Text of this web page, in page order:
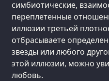
симбиотические,
переплетенные
иллюзии третьей
отбрасываете
звезды или любого
этой иллюзии, можно
любовь.